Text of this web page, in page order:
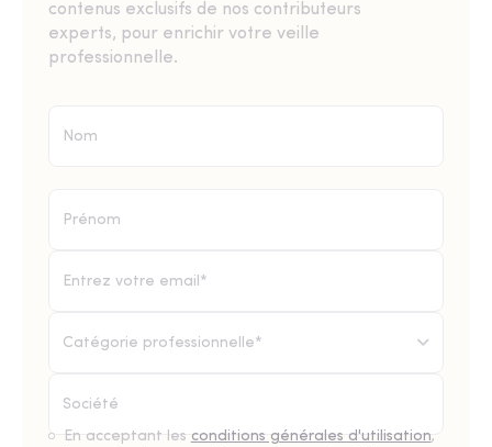
contenus exclusifs de nos contributeurs
experts, pour enrichir votre veille
professionnelle.
Catégorie professionnelle*
En acceptant les conditions générales d'utilisation,